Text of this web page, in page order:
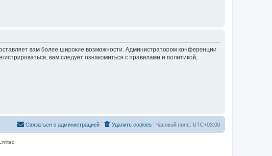
вам более широкие возможности. Администратором конференции
вам следует ознакомиться с правилами и политикой,
Часовой пояс: UTC+03:00
Удалить cookies
Связаться с администрацией